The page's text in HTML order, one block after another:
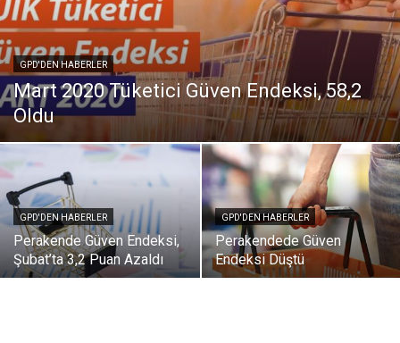
GPD'DEN HABERLER
Mart 2020 Tüketici Güven Endeksi, 58,2
Oldu
GPD'DEN HABERLER
Perakende Güven Endeksi,
Şubat’ta 3,2 Puan Azaldı
GPD'DEN HABERLER
Perakendede Güven
Endeksi Düştü